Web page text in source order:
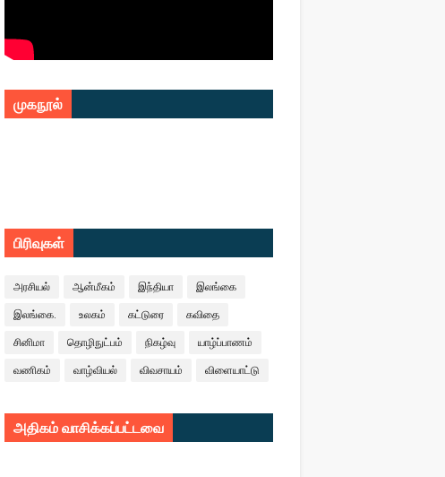
முகநூல்
பிரிவுகள்
அரசியல் ஆன்மீகம் இந்தியா இலங்கை
இலங்கை. உலகம் கட்டுரை கவிதை
சினிமா தொழிநுட்பம் நிகழ்வு யாழ்ப்பாணம்
வணிகம் வாழ்வியல் விவசாயம் விளையாட்டு
அதிகம் வாசிக்கப்பட்டவை